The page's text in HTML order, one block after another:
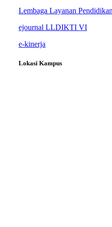
Lembaga Layanan
ejournal LLDIKTI VI
e-kinerja
Lokasi Kampus